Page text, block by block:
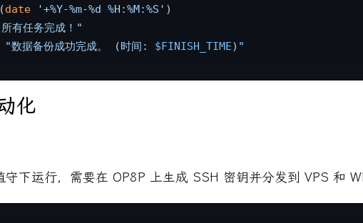
date '+%Y-%m-%d %H:%M:%S'
有任务完成！"
"数据备份成功完成。 (时间: $FINISH_TIME)"
化
守下运行，需要在 OP8P 上生成 SSH 密钥并分发到 VPS 和